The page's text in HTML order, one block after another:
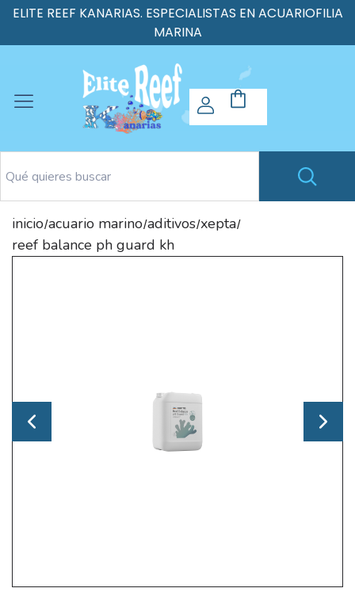
ELITE REEF KANARIAS. ESPECIALISTAS EN ACUARIOFILIA
MARINA
inicio/acuario marino/aditivos/xepta/
reef balance ph guard kh